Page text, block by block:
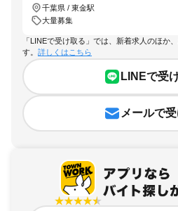
千葉県 / 東金駅
大量募集
「LINEで受け取る」では、新着求人のほか
す。 詳しくはこちら
LINEで受
メールで